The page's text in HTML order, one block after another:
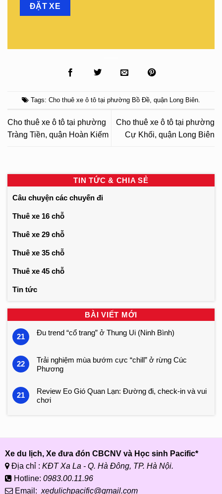
Tags: Cho thuê xe ô tô tại phường Bồ Đề quận Long Biên
Cho thuê xe ô tô tại phường
Tràng Tiền, quận Hoàn Kiếm
Cho thuê xe ô tô tại phường
Cự Khối, quận Long Biên
TIN TỨC & CHIA SẺ
Câu chuyện các chuyến đi
Thuê xe 16 chỗ
Thuê xe 29 chỗ
Thuê xe 35 chỗ
Thuê xe 45 chỗ
Tin tức
BÀI VIẾT MỚI
21 Đu trend “cổ trang” ở Thung Ui (Ninh Bình)
22
Trải nghiệm mùa bướm cực “chill” ở rừng Cúc
Phương
21
Review Eo Gió Quan Lạn: Đường đi, check-in và vui
chơi
Xe du lịch, Xe đưa đón CBCNV và Học sinh Pacific*
Địa chỉ : KĐT Xa La - Q. Hà Đông, TP. Hà Nội.
Hotline: 0983.00.11.96
Email: xedulichpacific@gmail.com